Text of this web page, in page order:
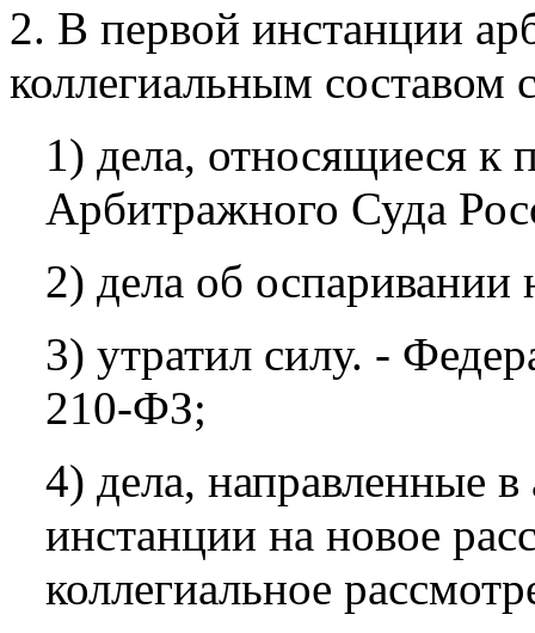
2. В первой инстанции
коллегиальным составом
1) дела, относящиеся к
Арбитражного Суда
2) дела об
3) утратил силу. -
210-ФЗ;
4) дела, направленные
инстанции на новое
коллегиальное